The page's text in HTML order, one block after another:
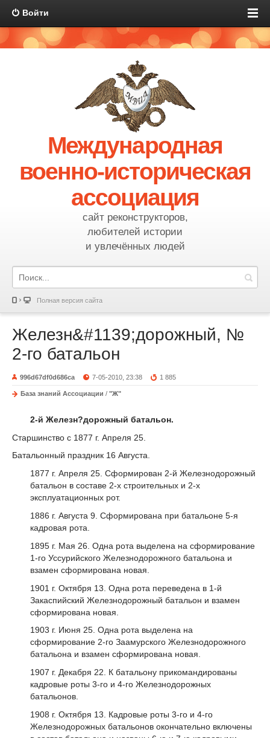
Войти
Международная
военно-историческая
ассоциация
сайт реконструкторов,
любителей истории
и увлечённых людей
Полная версия сайта
Железн&#1139;дорожный, №
2-го батальон
996d67df0d686ca 7-05-2010, 23:38 1 885
База знаний Ассоциации / "Ж"
2-й Железн?дорожный батальон.
Старшинство с 1877 г. Апреля 25.
Батальонный праздник 16 Августа.
1877 г. Апреля 25. Сформирован 2-й Железнодорожный
батальон в составе 2-х строительных и 2-х
эксплуатационных рот.
1886 г. Августа 9. Сформирована при батальоне 5-я
кадровая рота.
1895 г. Мая 26. Одна рота выделена на сформирование
1-го Уссурийского Железнодорожного батальона и
взамен сформирована новая.
1901 г. Октября 13. Одна рота переведена в 1-й
Закаспийский Железнодорожный батальон и взамен
сформирована новая.
1903 г. Июня 25. Одна рота выделена на
сформирование 2-го Заамурского Железнодорожного
батальона и взамен сформирована новая.
1907 г. Декабря 22. К батальону прикомандированы
кадровые роты 3-го и 4-го Железнодорожных
батальонов.
1908 г. Октября 13. Кадровые роты 3-го и 4-го
Железнодорожных батальонов окончательно включены